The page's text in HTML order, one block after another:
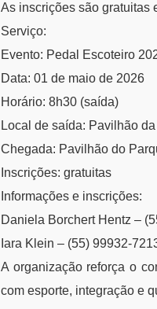
As inscrições são gratuitas
Serviço:
Evento: Pedal Escoteiro
Data: 01 de maio de 2026
Horário: 8h30 (saída)
Local de saída: Pavilhão
Chegada: Pavilhão do
Inscrições: gratuitas
Informações e inscrições:
Daniela Borchert Hentz –
Iara Klein – (55) 99932-
A organização reforça o
com esporte, integração e